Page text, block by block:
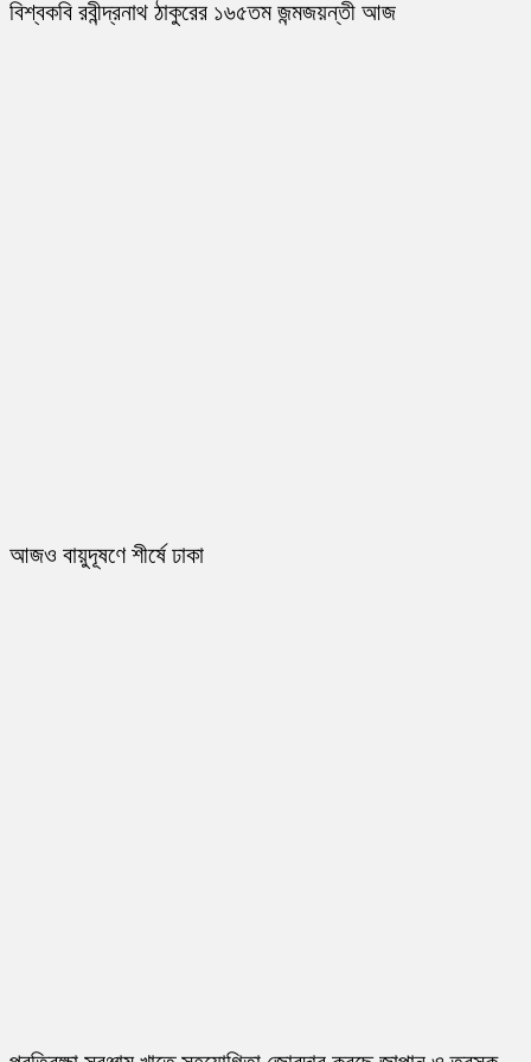
বিশ্বকবি রবীন্দ্রনাথ ঠাকুরের ১৬৫তম জন্মজয়ন্তী আজ
আজও বায়ুদূষণে শীর্ষে ঢাকা